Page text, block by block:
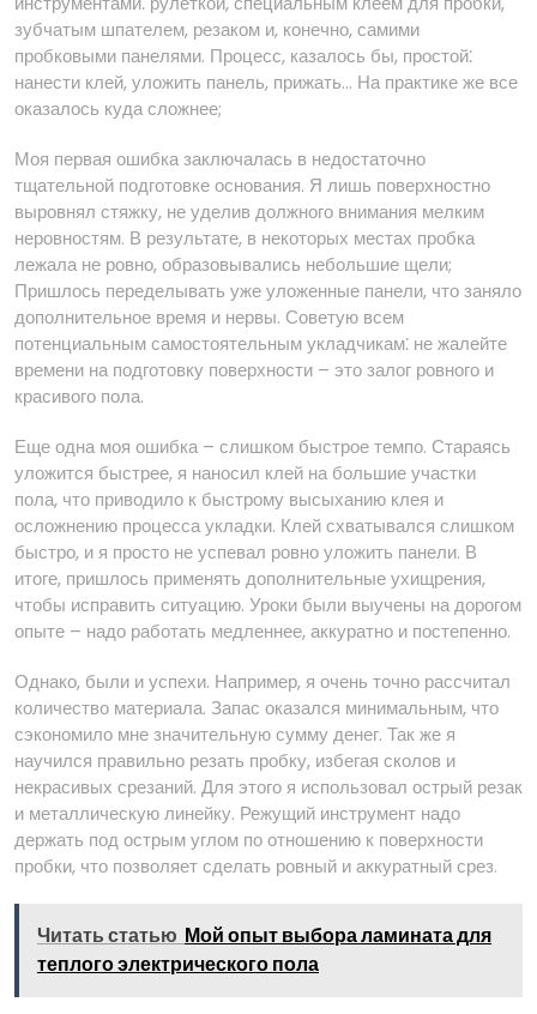
зубчатым шпателем, резаком и, конечно, самими
пробковыми панелями. Процесс, казалось бы, простой⁚
нанести клей, уложить панель, прижать… На практике же все
оказалось куда сложнее;
Моя первая ошибка заключалась в недостаточно
тщательной подготовке основания. Я лишь поверхностно
выровнял стяжку, не уделив должного внимания мелким
неровностям. В результате, в некоторых местах пробка
лежала не ровно, образовывались небольшие щели;
Пришлось переделывать уже уложенные панели, что заняло
дополнительное время и нервы. Советую всем
потенциальным самостоятельным укладчикам⁚ не жалейте
времени на подготовку поверхности – это залог ровного и
красивого пола.
Еще одна моя ошибка – слишком быстрое темпо. Стараясь
уложится быстрее, я наносил клей на большие участки
пола, что приводило к быстрому высыханию клея и
осложнению процесса укладки. Клей схватывался слишком
быстро, и я просто не успевал ровно уложить панели. В
итоге, пришлось применять дополнительные ухищрения,
чтобы исправить ситуацию. Уроки были выучены на дорогом
опыте – надо работать медленнее, аккуратно и постепенно.
Однако, были и успехи. Например, я очень точно рассчитал
количество материала. Запас оказался минимальным, что
сэкономило мне значительную сумму денег. Так же я
научился правильно резать пробку, избегая сколов и
некрасивых срезаний. Для этого я использовал острый резак
и металлическую линейку. Режущий инструмент надо
держать под острым углом по отношению к поверхности
пробки, что позволяет сделать ровный и аккуратный срез.
Читать статью Мой опыт выбора ламината для
теплого электрического пола